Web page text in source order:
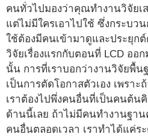
คนทั่วไปมองว่าคุณทำงานวิจัยเ
แต่ไม่มีใครเอาไปใช้ ซึ่งกระบว
ใช้ต้องมีคนเข้ามาดูและประยุก
วิจัยเรื่องแรกกับตอนที่ LCD ออ
นั้น การที่เราบอกว่างานวิจัยพื้
เป็นการตัดโอกาสตัวเอง เพรา
เราต้องไปพึ่งคนอื่นที่เป็นคนต้น
ด้านนี้เลย ถ้าไม่มีคนทำงานฐาน
คนอื่นตลอดเวลา เราทำได้แค่